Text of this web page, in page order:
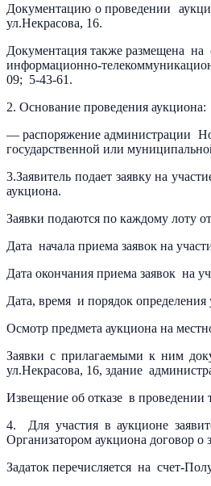
Документацию о проведении
ул.Некрасова, 16.
Документация также размещена
информационно-
09; 5-43-61.
2. Основание проведения аукциона:
— распоряжение администрации
государственной или
3.Заявитель подает заявку на
аукциона.
Заявки подаются по каждому лоту
Дата начала приема заявок на
Дата окончания приема заявок на
Дата, время и порядок
Осмотр предмета аукциона на
Заявки с прилагаемыми к ним
ул.Некрасова, 16, здание
Извещение об отказе в проведении
4. Для участия в аукционе
Организатором аукциона договор о
Задаток перечисляется на счет-